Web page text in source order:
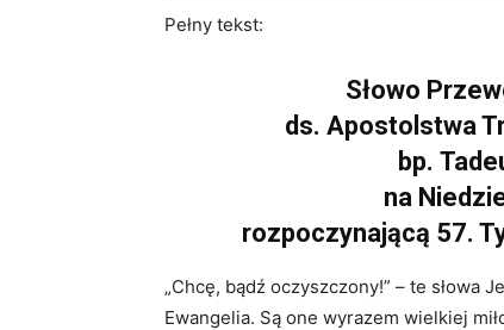
Pełny tekst:
Słowo
ds. Apostolstwa
bp.
na
rozpoczynającą 57.
„Chcę, bądź oczyszczony!” – te słowa
Ewangelia. Są one wyrazem wielkiej